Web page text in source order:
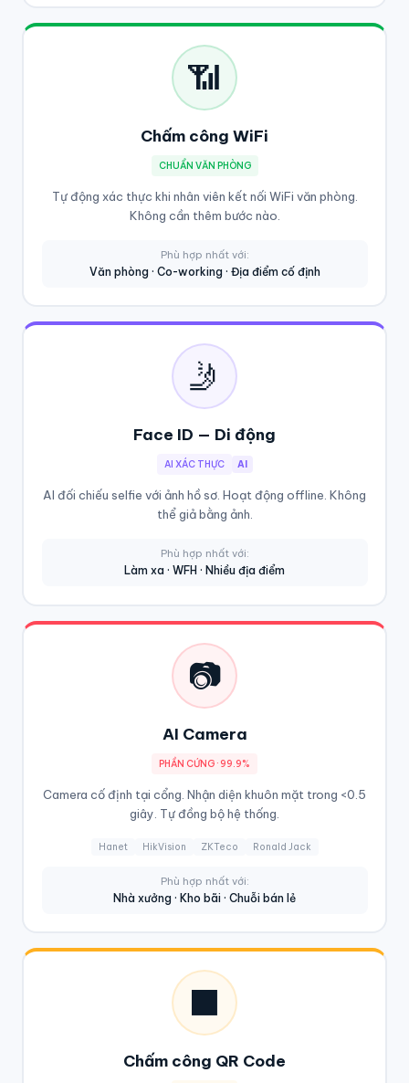
📶
Chấm công WiFi
CHUẨN VĂN PHÒNG
Tự động xác thực khi nhân viên kết nối WiFi văn phòng.
Không cần thêm bước nào.
Phù hợp nhất với:
Văn phòng · Co-working · Địa điểm cố định
🤳
Face ID — Di động
AI XÁC THỰC AI
AI đối chiếu selfie với ảnh hồ sơ. Hoạt động offline. Không
thể giả bằng ảnh.
Phù hợp nhất với:
Làm xa · WFH · Nhiều địa điểm
📷
AI Camera
PHẦN CỨNG · 99.9%
Camera cố định tại cổng. Nhận diện khuôn mặt trong <0.5
giây. Tự đồng bộ hệ thống.
Hanet HikVision ZKTeco Ronald Jack
Phù hợp nhất với:
Nhà xưởng · Kho bãi · Chuỗi bán lẻ
⬛
Chấm công QR Code